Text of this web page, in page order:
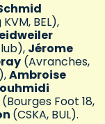
BEL),
Jérome
(Avranches,
Ambroise
(Bourges Foot 18,
(CSKA, BUL).